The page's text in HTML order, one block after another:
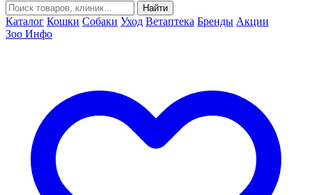
Найти
Каталог Кошки Собаки Уход Ветаптека Бренды Акции
Зоо Инфо